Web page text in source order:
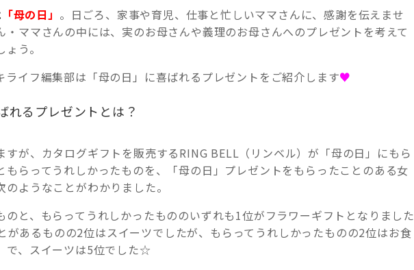
「母の日」 。日ごろ、家事や育児、仕事と忙しいママさんに、感謝を伝えませ
・ママさんの中には、実のお母さんや義理のお母さんへのプレゼントを考えて
う。
ライフ編集部は「母の日」に喜ばれるプレゼントをご紹介します♥
れるプレゼントとは？
すが、カタログギフトを販売するRING BELL（リンベル）が「母の日」にもら
もらってうれしかったものを、「母の日」プレゼントをもらったことのある女
ようなことがわかりました。
のと、もらってうれしかったもののいずれも1位がフラワーギフトとなりました
があるものの2位はスイーツでしたが、もらってうれしかったものの2位はお食
で、スイーツは5位でした☆